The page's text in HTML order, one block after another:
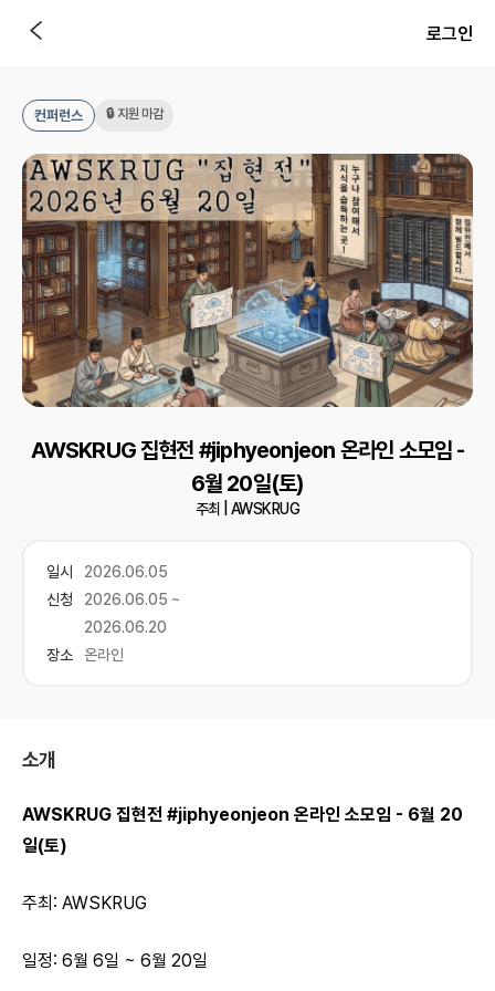
로그인
컨퍼런스 🔒 지원 마감
AWSKRUG 집현전 #jiphyeonjeon 온라인 소모임 -
6월 20일(토)
주최 |AWSKRUG
일시
2026.06.05
신청
2026.06.05 ~
2026.06.20
장소
온라인
소개
AWSKRUG 집현전 #jiphyeonjeon 온라인 소모임 - 6월 20
일(토)
주최: AWSKRUG
일정: 6월 6일 ~ 6월 20일